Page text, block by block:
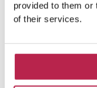
provided to them or
of their services.